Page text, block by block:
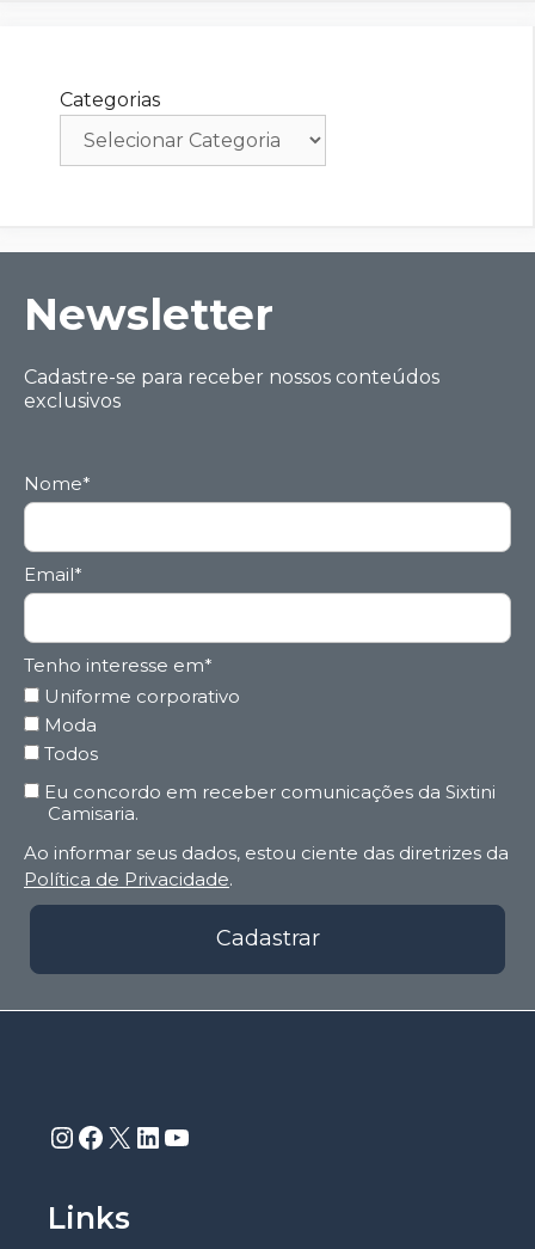
Categorias
Ne wsletter
Cadastre-se para receber nossos conteúdos
exclusivos
Nome*
Email*
Tenho interesse em*
Uniforme corporativo
Moda
Todos
Eu concordo em receber comunicações da Sixtini
Camisaria.
Ao informar seus dados, estou ciente das diretrizes da
Política de Privacidade.
Cadastrar
Instagram
Facebook
X LinkedIn
Youtube
Links